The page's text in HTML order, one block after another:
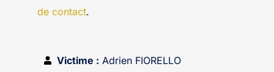
de contact.
Victime : Adrien FIORELLO